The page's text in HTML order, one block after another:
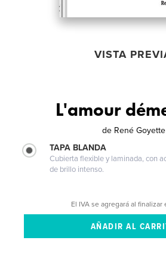
VISTA
L'amour
de René Goyette
TAPA BLANDA
Cubierta flexible y laminada, con
de brillo intenso.
El IVA se agregará al finalizar